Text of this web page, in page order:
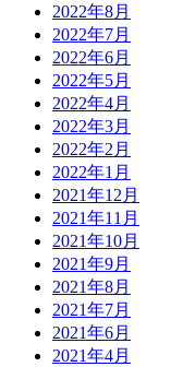
2022年8月
2022年7月
2022年6月
2022年5月
2022年4月
2022年3月
2022年2月
2022年1月
2021年12月
2021年11月
2021年10月
2021年9月
2021年8月
2021年7月
2021年6月
2021年4月